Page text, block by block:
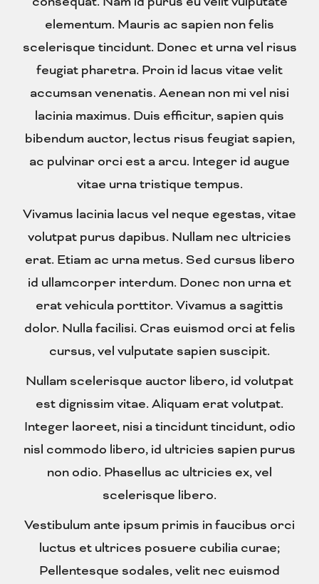
elementum. Mauris ac sapien non felis
scelerisque tincidunt. Donec et urna vel risus
feugiat pharetra. Proin id lacus vitae velit
accumsan venenatis. Aenean non mi vel nisi
lacinia maximus. Duis efficitur, sapien quis
bibendum auctor, lectus risus feugiat sapien,
ac pulvinar orci est a arcu. Integer id augue
vitae urna tristique tempus.
Vivamus lacinia lacus vel neque egestas, vitae
volutpat purus dapibus. Nullam nec ultricies
erat. Etiam ac urna metus. Sed cursus libero
id ullamcorper interdum. Donec non urna et
erat vehicula porttitor. Vivamus a sagittis
dolor. Nulla facilisi. Cras euismod orci at felis
cursus, vel vulputate sapien suscipit.
Nullam scelerisque auctor libero, id volutpat
est dignissim vitae. Aliquam erat volutpat.
Integer laoreet, nisi a tincidunt tincidunt, odio
nisl commodo libero, id ultricies sapien purus
non odio. Phasellus ac ultricies ex, vel
scelerisque libero.
Vestibulum ante ipsum primis in faucibus orci
luctus et ultrices posuere cubilia curae;
Pellentesque sodales, velit nec euismod